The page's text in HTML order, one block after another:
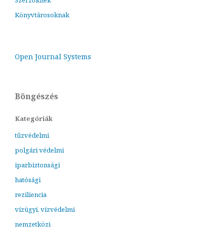
Könyvtárosoknak
Open Journal Systems
Böngészés
Kategóriák
tűzvédelmi
polgári védelmi
iparbiztonsági
hatósági
reziliencia
vízügyi, vízvédelmi
nemzetközi